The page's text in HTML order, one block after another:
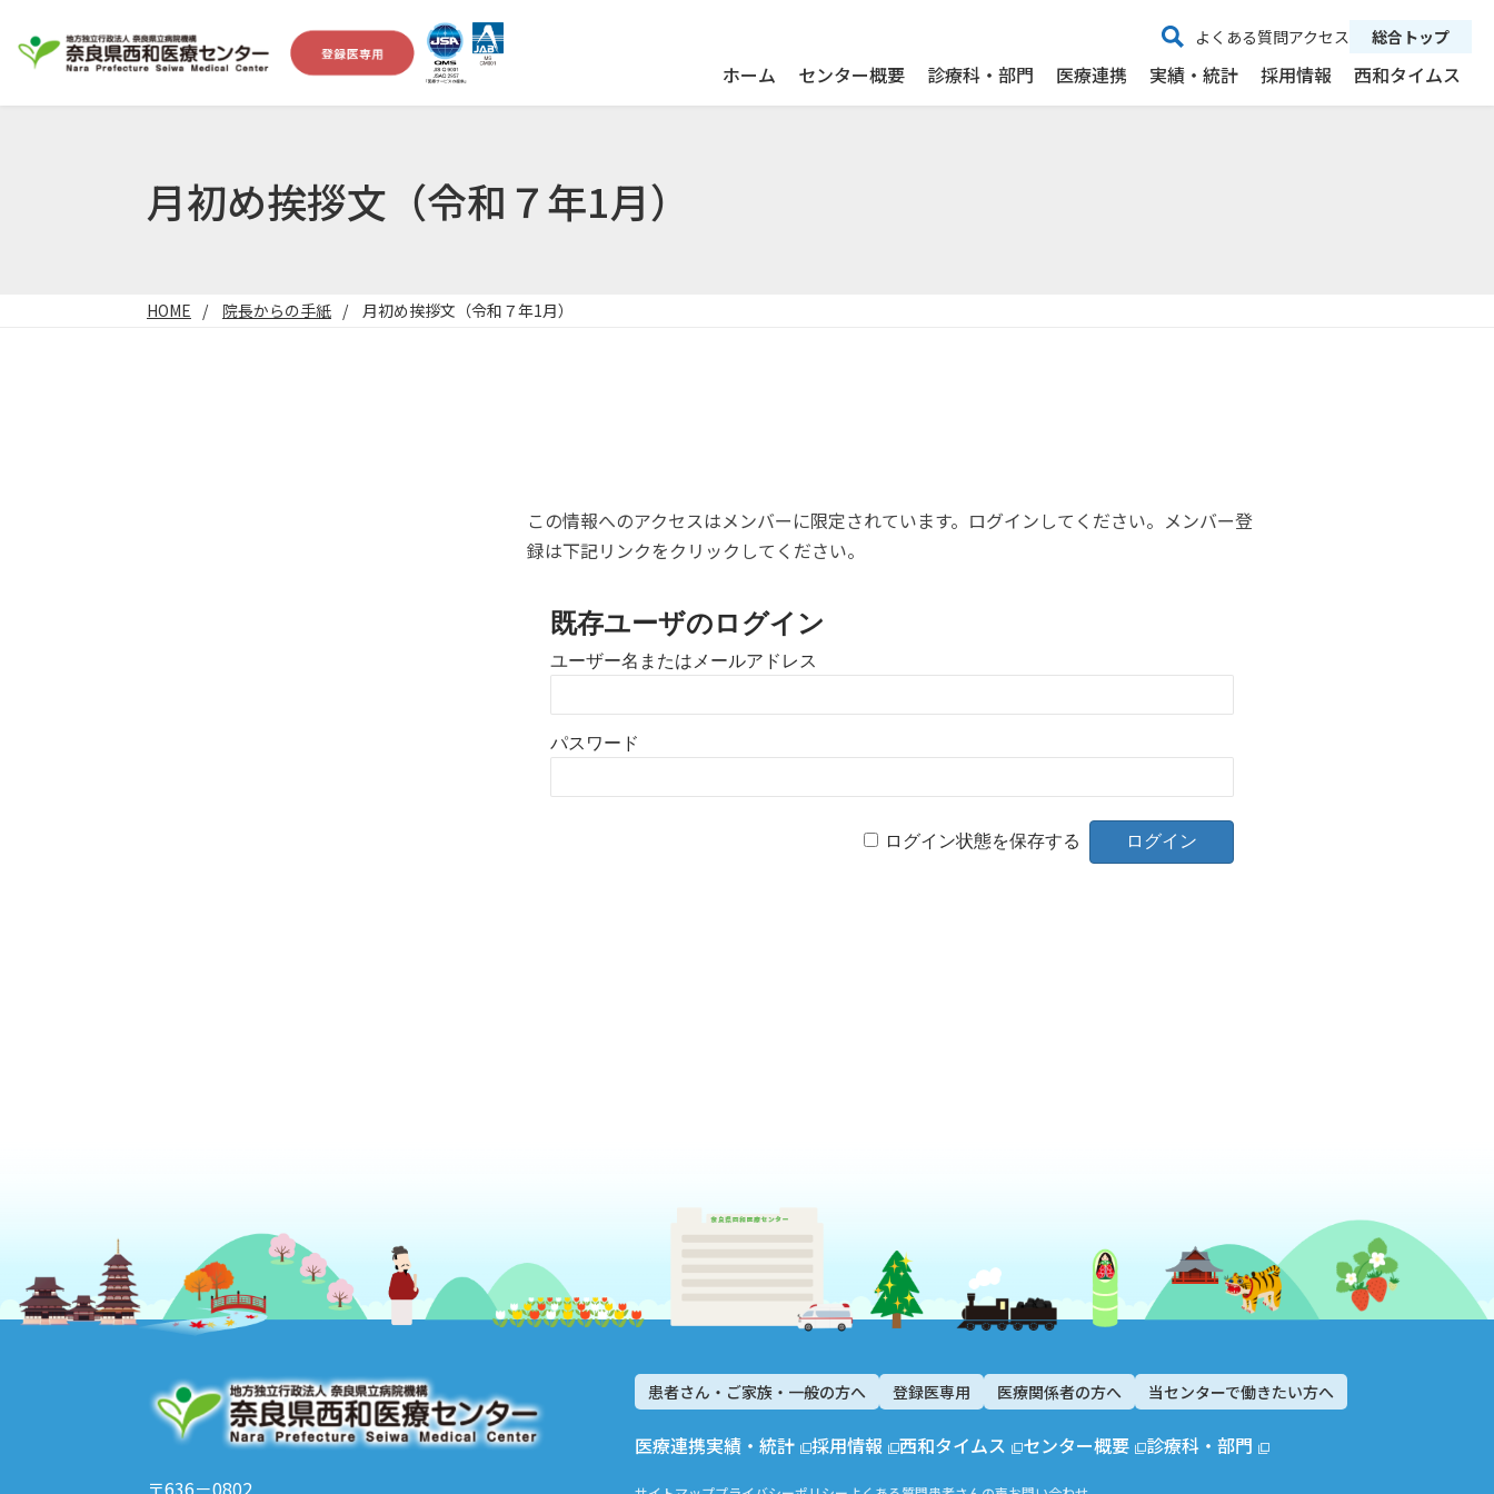
よくある質問アクセス 総合トップ
ホーム センター概要 診療科・部門 医療連携 実績・統計 採用情報 西和タイムス
月初め挨拶文（令和７年1月）
HOME 院長からの手紙 月初め挨拶文（令和７年1月）
この情報へのアクセスはメンバーに限定されています。ログインしてください。メンバー登
録は下記リンクをクリックしてください。
既存ユーザのログイン
ユーザー名またはメールアドレス
パスワード
ログイン状態を保存する
〒636－0802
患者さん・ご家族・一般の方へ 登録医専用 医療関係者の方へ 当センターで働きたい方へ
医療連携実績・統計 採用情報 西和タイムス センター概要 診療科・部門